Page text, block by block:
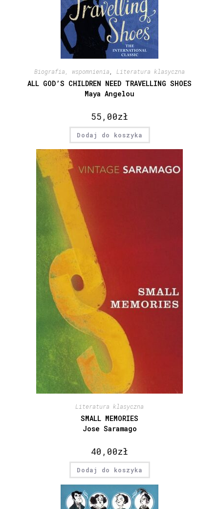
Biografia, wspomnienia Literatura klasyczna
ALL GOD’S CHILDREN NEED TRAVELLING SHOES
Maya Angelou
55,00zł
Dodaj do koszyka
Literatura klasyczna
SMALL MEMORIES
Jose Saramago
40,00zł
Dodaj do koszyka